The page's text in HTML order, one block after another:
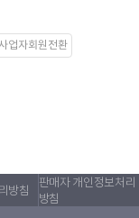
업자회원전환
방침
판매자 개인정보처리
방침